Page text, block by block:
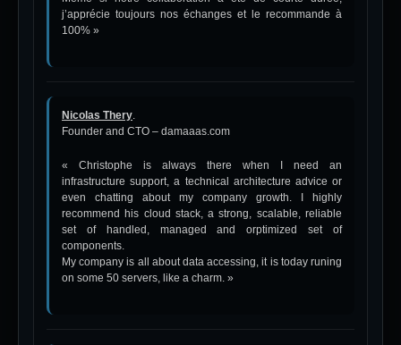
j’apprécie toujours nos échanges et le recommande à
100% »
Nicolas Thery.
Founder and CTO – damaaas.com
« Christophe is always there when I need an
infrastructure support, a technical architecture advice or
even chatting about my company growth. I highly
recommend his cloud stack, a strong, scalable, reliable
set of handled, managed and orptimized set of
components.
My company is all about data accessing, it is today runing
on some 50 servers, like a charm. »